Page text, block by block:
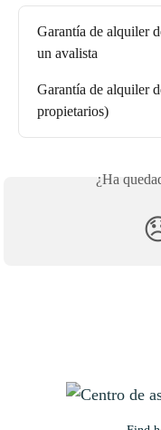
Garantía de alquiler
un avalista
Garantía de alquiler
propietarios)
¿Ha